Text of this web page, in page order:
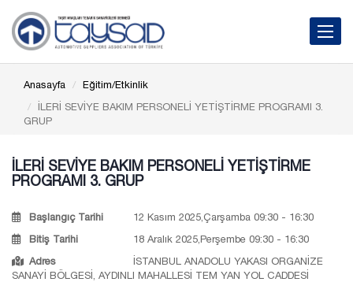
Toggle
Anasayfa
Eğitim/Etkinlik
İLERİ SEVİYE BAKIM PERSONELİ YETİŞTİRME PROGRAMI 3.
GRUP
İLERİ SEVİYE BAKIM PERSONELİ YETİŞTİRME
PROGRAMI 3. GRUP
Başlangıç Tarihi
12 Kasım 2025,Çarşamba 09:30 - 16:30
Bitiş Tarihi
18 Aralık 2025,Perşembe 09:30 - 16:30
Adres
İSTANBUL ANADOLU YAKASI ORGANİZE
SANAYİ BÖLGESİ, AYDINLI MAHALLESİ TEM YAN YOL CADDESİ